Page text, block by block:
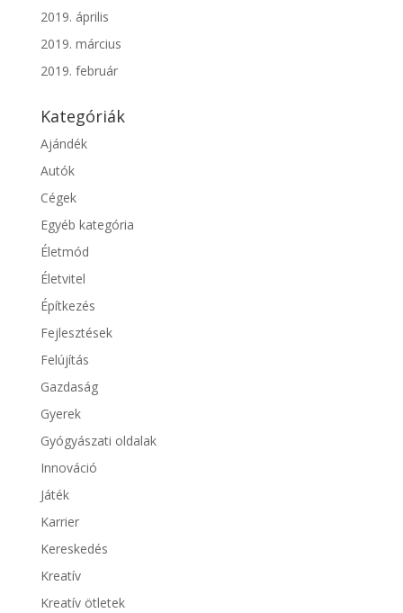
2019. április
2019. március
2019. február
Kategóriák
Ajándék
Autók
Cégek
Egyéb kategória
Életmód
Életvitel
Építkezés
Fejlesztések
Felújítás
Gazdaság
Gyerek
Gyógyászati oldalak
Innováció
Játék
Karrier
Kereskedés
Kreatív
Kreatív ötletek